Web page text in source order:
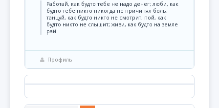
Pаботай, как будто тебе не надо денег; люби, как
будто тебе никто никогда не причинял боль;
танцуй, как будто никто не смотрит; пой, как
будто никто не слышит; живи, как будто на земле
рай
Профиль